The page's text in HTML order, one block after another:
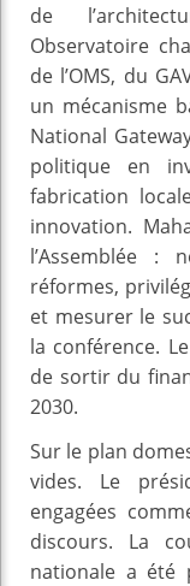
de
Observatoire
de l’OMS, du
un mécanisme
National
politique en
fabrication
innovation.
l’Assemblée :
réformes,
et mesurer le
la conférence.
de sortir du
2030.
Sur le plan
vides. Le
engagées
discours. La
nationale a été